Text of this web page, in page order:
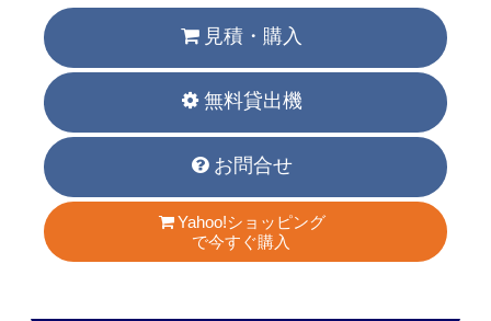
見積・購入
無料貸出機
お問合せ
Yahoo!ショッピング
で今すぐ購入